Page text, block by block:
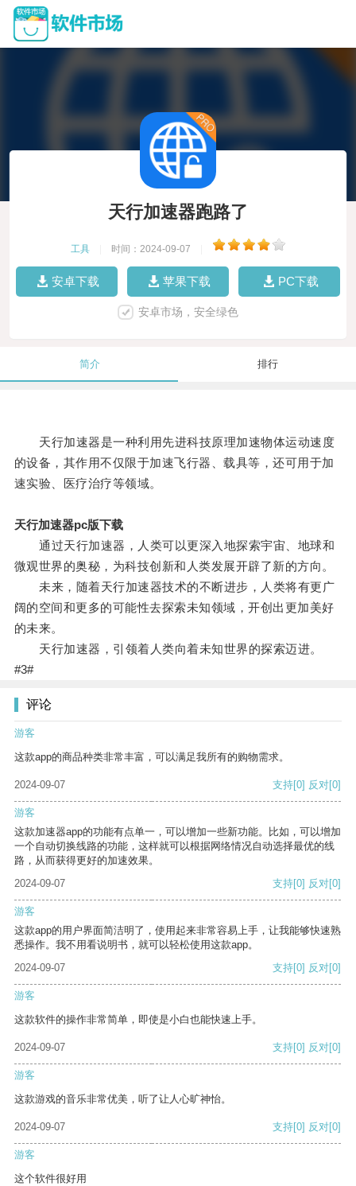
天行加速器跑路了
工具 时间：2024-09-07
安卓下载 苹果下载 PC下载
安卓市场，安全绿色
简介 排行
天行加速器是一种利用先进科技原理加速物体运动速度
的设备，其作用不仅限于加速飞行器、载具等，还可用于加
速实验、医疗治疗等领域。
天行加速器pc版下载
通过天行加速器，人类可以更深入地探索宇宙、地球和
微观世界的奥秘，为科技创新和人类发展开辟了新的方向。
未来，随着天行加速器技术的不断进步，人类将有更广
阔的空间和更多的可能性去探索未知领域，开创出更加美好
的未来。
天行加速器，引领着人类向着未知世界的探索迈进。
#3#
评论
游客
这款app的商品种类非常丰富，可以满足我所有的购物需求。
2024-09-07 支持[0] 反对[0]
游客
这款加速器app的功能有点单一，可以增加一些新功能。比如，可以增加
一个自动切换线路的功能，这样就可以根据网络情况自动选择最优的线
路，从而获得更好的加速效果。
2024-09-07
支持[0] 反对[0]
游客
这款app的用户界面简洁明了，使用起来非常容易上手，让我能够快速熟
悉操作。我不用看说明书，就可以轻松使用这款app。
2024-09-07
支持[0] 反对[0]
游客
这款软件的操作非常简单，即使是小白也能快速上手。
2024-09-07 支持[0] 反对[0]
游客
这款游戏的音乐非常优美，听了让人心旷神怡。
2024-09-07 支持[0] 反对[0]
游客
这个软件很好用